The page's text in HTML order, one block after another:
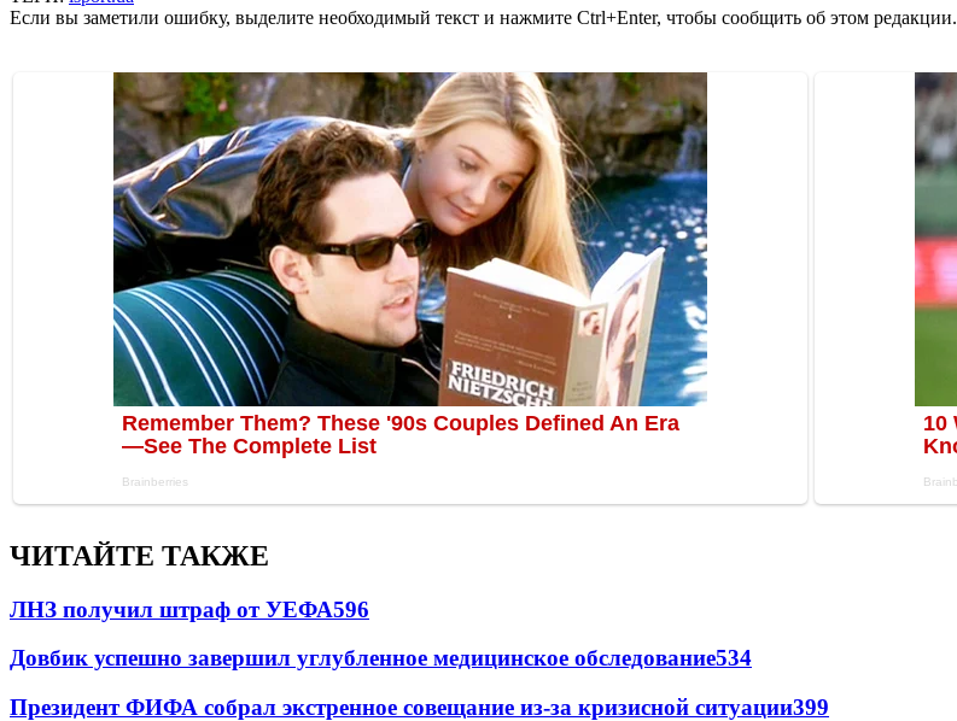
Если вы заметили ошибку, выделите необходимый текст и нажмите Ctrl+Enter, чтобы сообщить об этом редакции.
ЧИТАЙТЕ ТАКЖЕ
ЛНЗ получил штраф от УЕФА596
Довбик успешно завершил углубленное медицинское обследование534
Президент ФИФА собрал экстренное совещание из-за кризисной ситуации399